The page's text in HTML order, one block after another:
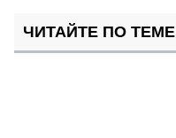
ЧИТАЙТЕ ПО ТЕМЕ